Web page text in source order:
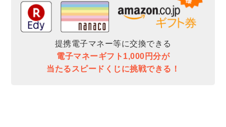
提携電子マネー等に交換できる
電子マネーギフト1,000円分が
当たるスピードくじに挑戦できる！